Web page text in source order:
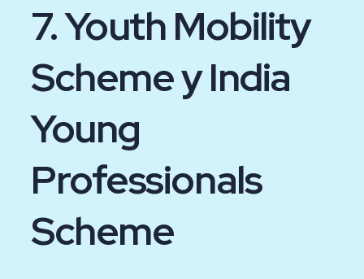
7. Youth Mobility
Scheme y India
Young
Professionals
Scheme